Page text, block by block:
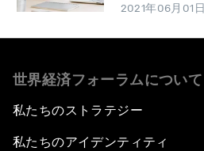
2021年06月01日
世界経済フォーラムについて
私たちのストラテジー
私たちのアイデンティティ